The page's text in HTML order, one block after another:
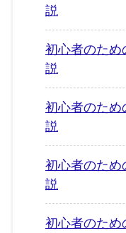
説
初心者のた
説
初心者のた
説
初心者のた
説
初心者のた